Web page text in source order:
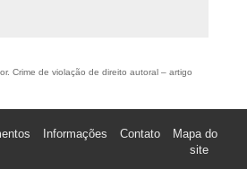
Crime de violação de direito autoral – artigo
Informações Contato
Mapa do
site